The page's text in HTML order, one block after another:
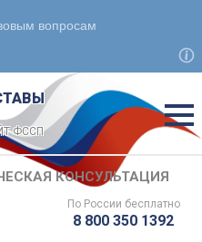
ФССП
КОНСУЛЬТАЦИЯ
По России бесплатно
8 800 350 1392